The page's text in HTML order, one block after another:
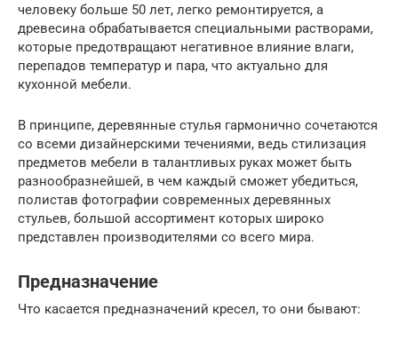
человеку больше 50 лет, легко ремонтируется, а
древесина обрабатывается специальными растворами,
которые предотвращают негативное влияние влаги,
перепадов температур и пара, что актуально для
кухонной мебели.
В принципе, деревянные стулья гармонично сочетаются
со всеми дизайнерскими течениями, ведь стилизация
предметов мебели в талантливых руках может быть
разнообразнейшей, в чем каждый сможет убедиться,
полистав фотографии современных деревянных
стульев, большой ассортимент которых широко
представлен производителями со всего мира.
Предназначение
Что касается предназначений кресел, то они бывают: